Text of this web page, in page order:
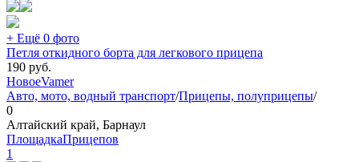
+ Ещё 0 фото
Петля откидного борта для легкового прицепа
190 руб.
НовоеVamer
Авто, мото, водный транспорт/Прицепы, полуприцепы/
0
Алтайский край, Барнаул
ПлощадкаПрицепов
1